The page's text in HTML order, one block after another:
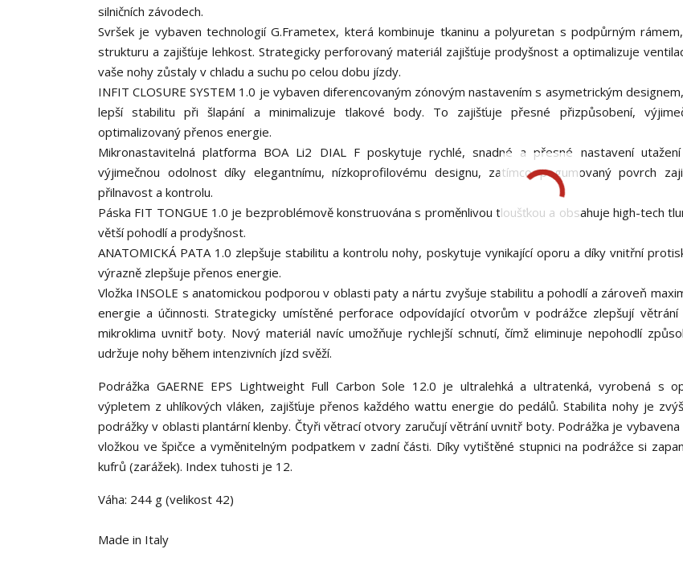
silničních závodech.
Svršek je vybaven technologií G.Frametex, která kombinuje tkaninu a polyuretan s podpůrným
strukturu a zajišťuje lehkost. Strategicky perforovaný materiál zajišťuje prodyšnost a optimalizuje
vaše nohy zůstaly v chladu a suchu po celou dobu jízdy.
INFIT CLOSURE SYSTEM 1.0 je vybaven diferencovaným zónovým nastavením s asymetrickým
lepší stabilitu při šlapání a minimalizuje tlakové body. To zajišťuje přesné přizpůsobení,
optimalizovaný přenos energie.
Mikronastavitelná platforma BOA Li2 DIAL F poskytuje rychlé, snadné a přesné nastavení
výjimečnou odolnost díky elegantnímu, nízkoprofilovému designu, zatímco pogumovaný povrch
přilnavost a kontrolu.
Páska FIT TONGUE 1.0 je bezproblémově konstruována s proměnlivou tloušťkou a obsahuje high-tech
větší pohodlí a prodyšnost.
ANATOMICKÁ PATA 1.0 zlepšuje stabilitu a kontrolu nohy, poskytuje vynikající oporu a díky vnitřní
výrazně zlepšuje přenos energie.
Vložka INSOLE s anatomickou podporou v oblasti paty a nártu zvyšuje stabilitu a pohodlí a zároveň
energie a účinnosti. Strategicky umístěné perforace odpovídající otvorům v podrážce zlepšují
mikroklima uvnitř boty. Nový materiál navíc umožňuje rychlejší schnutí, čímž eliminuje nepohodlí
udržuje nohy během intenzivních jízd svěží.
Podrážka GAERNE EPS Lightweight Full Carbon Sole 12.0 je ultralehká a ultratenká, vyrobená s
výpletem z uhlíkových vláken, zajišťuje přenos každého wattu energie do pedálů. Stabilita nohy je
podrážky v oblasti plantární klenby. Čtyři větrací otvory zaručují větrání uvnitř boty. Podrážka je
vložkou ve špičce a vyměnitelným podpatkem v zadní části. Díky vytištěné stupnici na podrážce si
kufrů (zarážek). Index tuhosti je 12.
Váha: 244 g (velikost 42)
Made in Italy